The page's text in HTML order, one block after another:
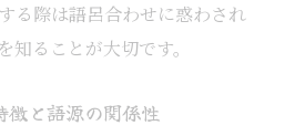
る際は語呂合わせに惑わされ
知ることが大切です。
徴と語源の関係性